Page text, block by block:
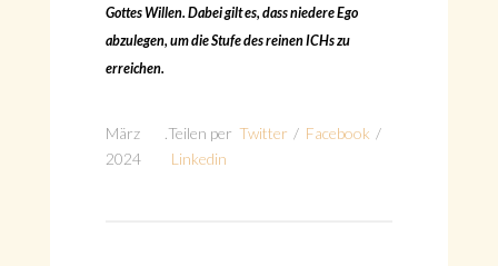
Gottes Willen. Dabei gilt es, dass niedere Ego
abzulegen, um die Stufe des reinen ICHs zu
erreichen.
März
2024
.Teilen per Twitter / Facebook /
Linkedin